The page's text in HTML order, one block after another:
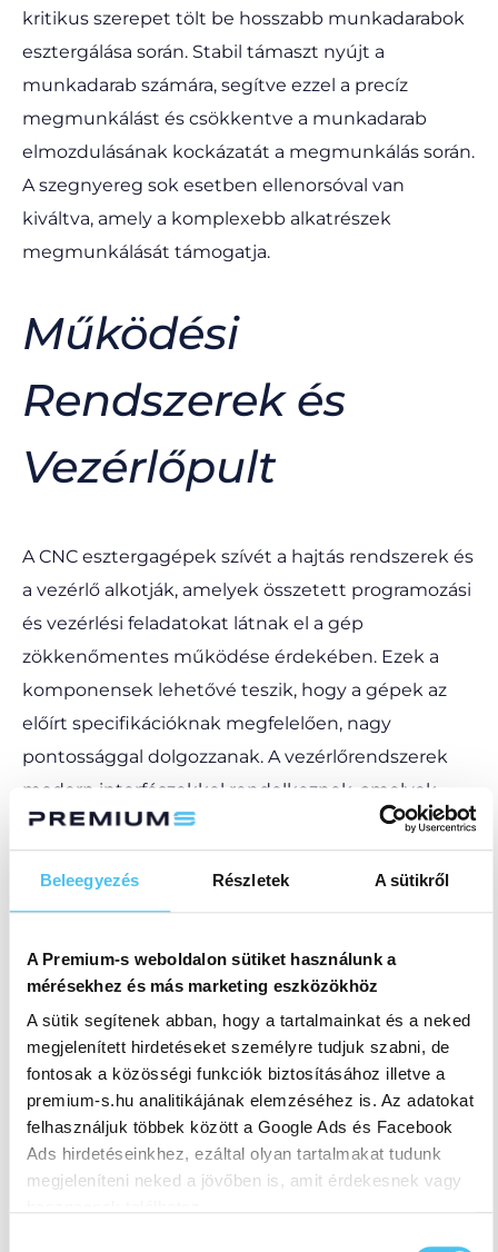
Beleegyezés Részletek A sütikről
A Premium-s weboldalon sütiket használunk a
mérésekhez és más marketing eszközökhöz
A sütik segítenek abban, hogy a tartalmainkat és a neked
megjelenített hirdetéseket személyre tudjuk szabni, de
fontosak a közösségi funkciók biztosításához illetve a
premium-s.hu analitikájának elemzéséhez is. Az adatokat
felhasználjuk többek között a Google Ads és Facebook
Ads hirdetéseinkhez, ezáltal olyan tartalmakat tudunk
megjeleníteni neked a jövőben is, amit érdekesnek vagy
kritikus szerepet tölt be hosszabb munkadarabok
esztergálása során. Stabil támaszt nyújt a
munkadarab számára, segítve ezzel a precíz
megmunkálást és csökkentve a munkadarab
elmozdulásának kockázatát a megmunkálás során.
A szegnyereg sok esetben ellenorsóval van
kiváltva, amely a komplexebb alkatrészek
megmunkálását támogatja.
Működési
Rendszerek és
Vezérlőpult
A CNC esztergagépek szívét a hajtás rendszerek és
a vezérlő alkotják, amelyek összetett programozási
és vezérlési feladatokat látnak el a gép
zökkenőmentes működése érdekében. Ezek a
komponensek lehetővé teszik, hogy a gépek az
előírt specifikációknak megfelelően, nagy
pontossággal dolgozzanak. A vezérlőrendszerek
modern interfészekkel rendelkeznek, amelyek
egyszerűsítik a bonyolult műveletek
programozását és monitorozását.
működési rendszerekkel és vezérlőelemekkel
vannak felszerelve, amelyek kulcsfontosságúak a
folyamatos és pontos működésük szempontjából.
Vezérlés és programozás
technológiája